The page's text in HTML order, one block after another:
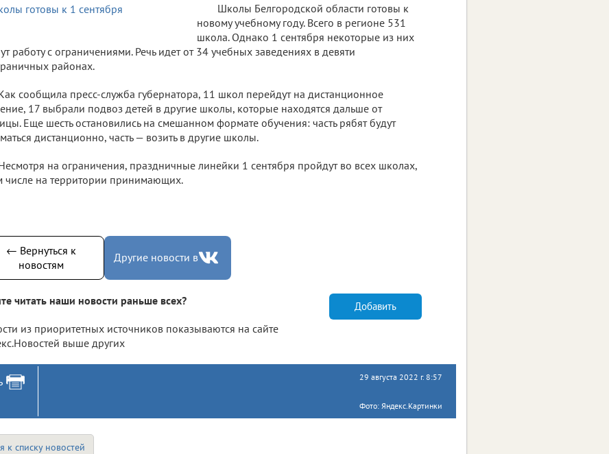
Школы Белгородской области готовы к
новому учебному году. Всего в регионе 531
школа. Однако 1 сентября некоторые из них
работу с ограничениями. Речь идет от 34 учебных заведениях в девяти
районах.
сообщила пресс-служба губернатора, 11 школ перейдут на дистанционное
17 выбрали подвоз детей в другие школы, которые находятся дальше от
Еще шесть остановились на смешанном формате обучения: часть рябят будут
дистанционно, часть — возить в другие школы.
на ограничения, праздничные линейки 1 сентября пройдут во всех школах,
числе на территории принимающих.
← Вернуться к
новостям
Другие новости в
читать наши новости раньше всех?
из приоритетных источников показываются на сайте
выше других
Добавить
29 августа 2022 г. 8:57
Фото: Яндекс.Картинки
к списку новостей